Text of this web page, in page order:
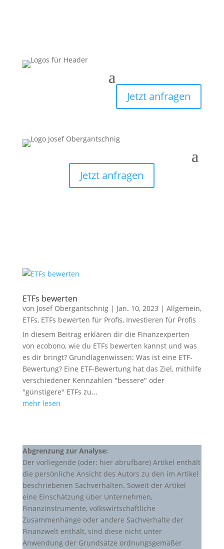
Jetzt anfragen
Jetzt anfragen
ETFs bewerten
von Josef Obergantschnig| Jan. 10, 2023 | Allgemein,
ETFs, ETFs bewerten für Profis, Investieren für Profis
In diesem Beitrag erklären dir die Finanzexperten
von ecobono, wie du ETFs bewerten kannst und was
es dir bringt? Grundlagenwissen: Was ist eine ETF-
Bewertung? Eine ETF-Bewertung hat das Ziel, mithilfe
verschiedener Kennzahlen "bessere" oder
"günstigere" ETFs zu...
mehr lesen
Abgrenzung zur Analyse:
Der vorliegende (oder: hier abrufbare) Artikel enthält
die persönliche Ansicht des Autors zu den im Artikel
beschriebenen Sachverhalten. Soweit der Artikel
eine Einschätzung über Unternehmen,
Finanzinstrumente, volkswirtschaftliche
Zusammenhänge oder andere Sachverhalte der
Finanzwelt enthält, sind diese nicht unter
Anwendung der Grundsätze ordnungsgemäßer